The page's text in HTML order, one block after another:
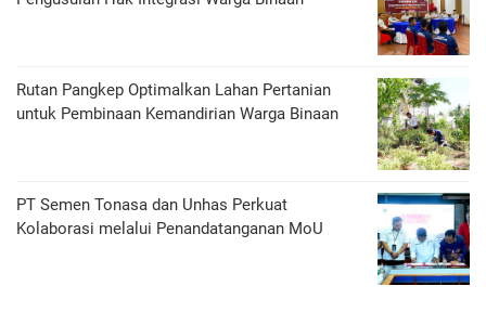
Rutan Pangkep Optimalkan Lahan Pertanian
untuk Pembinaan Kemandirian Warga Binaan
PT Semen Tonasa dan Unhas Perkuat
Kolaborasi melalui Penandatanganan MoU